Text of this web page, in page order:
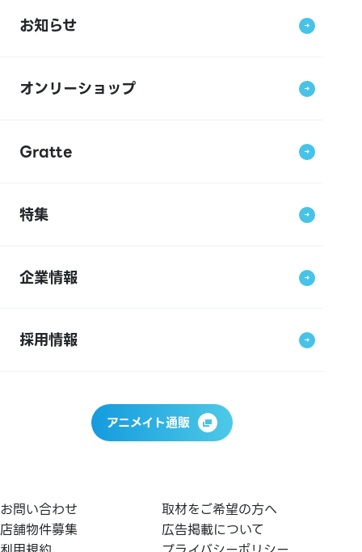
お知らせ
オンリーショップ
Gratte
特集
企業情報
採用情報
アニメイト通販
お問い合わせ
取材をご希望の方へ
店舗物件募集
広告掲載について